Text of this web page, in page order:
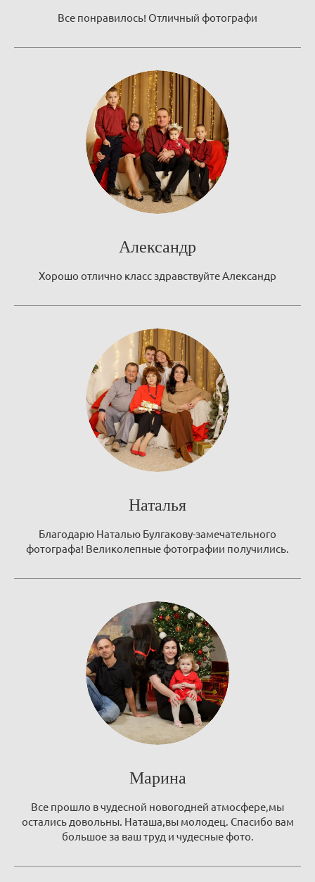
Все понравилось! Отличный фотографи
Александр
Хорошо отлично класс здравствуйте Александр
Наталья
Благодарю Наталью Булгакову-замечательного
фотографа! Великолепные фотографии получились.
Марина
Все прошло в чудесной новогодней атмосфере,мы
остались довольны. Наташа,вы молодец. Спасибо вам
большое за ваш труд и чудесные фото.